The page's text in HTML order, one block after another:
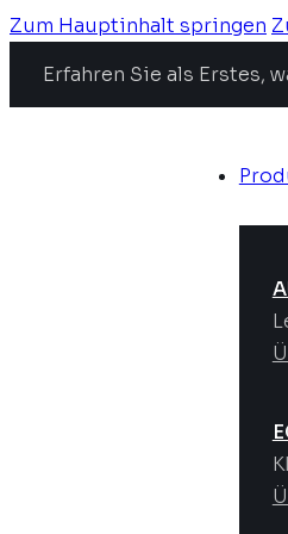
Zum Hauptinhalt springen
Erfahren Sie als Erstes,